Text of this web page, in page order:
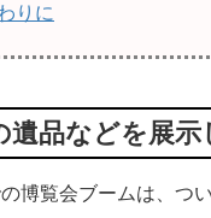
りに
遺品などを展示
博覧会ブームは、つ